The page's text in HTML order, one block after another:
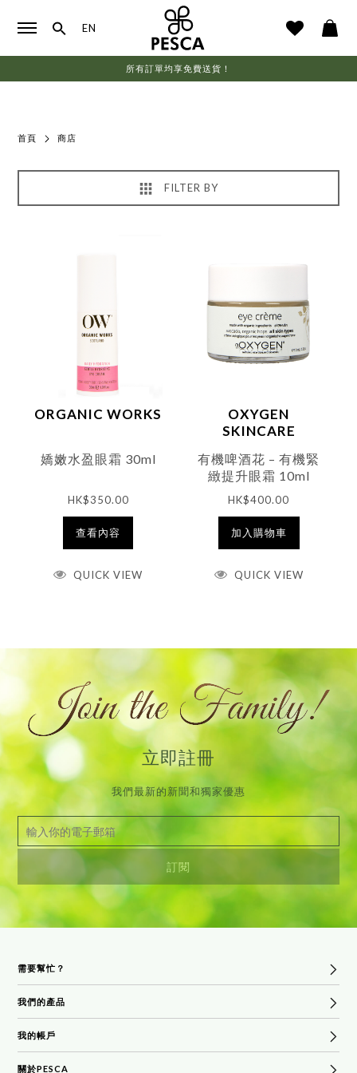
EN
所有訂單均享免費送貨！
首頁 商店
FILTER BY
ORGANIC WORKS
嬌嫩水盈眼霜 30ml
HK$350.00
查看內容
QUICK VIEW
OXYGEN
SKINCARE
有機啤酒花 – 有機緊
緻提升眼霜 10ml
HK$400.00
加入購物車
QUICK VIEW
立即註冊
我們最新的新聞和獨家優惠
需要幫忙？
常見問題
貨運及退貨政策
條款和條件
我們的產品
熱賣產品
沐浴和身體
我的帳戶
關於PESCA